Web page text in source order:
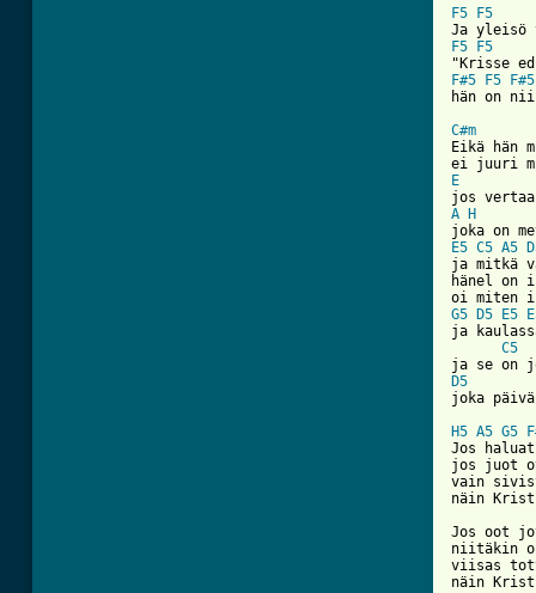
F5
F5
F5
F5
F#5
F5
F#5
hän on
C#m
Eikä hän
E
A
H
E5 C5 A5
ja mitkä
hänel on
G5
D5 E5
ja
C5
D5
joka
H5 A5 G5
Jos
jos juot
vain
näin
Jos oot
niitäkin
viisas
näin